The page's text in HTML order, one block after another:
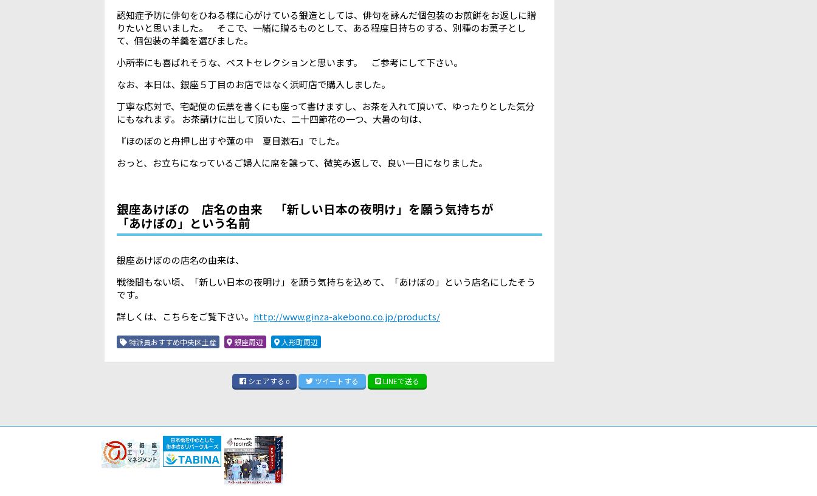
認知症予防に俳句をひねる様に心がけている銀造としては、俳句を詠んだ個包装のお煎餅をお返しに贈
りたいと思いました。 そこで、一緒に贈るものとして、ある程度日持ちのする、別種のお菓子とし
て、個包装の羊羹を選びました。
小所帯にも喜ばれそうな、ベストセレクションと思います。 ご参考にして下さい。
なお、本日は、銀座５丁目のお店ではなく浜町店で購入しました。
丁寧な応対で、宅配便の伝票を書くにも座って書けますし、お茶を入れて頂いて、ゆったりとした気分
にもなれます。 お茶請けに出して頂いた、二十四節花の一つ、大暑の句は、
『ほのぼのと舟押し出すや蓮の中 夏目漱石』でした。
おっと、お立ちになっているご婦人に席を譲って、微笑み返しで、良い一日になりました。
銀座あけぼの 店名の由来 「新しい日本の夜明け」を願う気持ちが
「あけぼの」という名前
銀座あけぼのの店名の由来は、
戦後間もない頃、「新しい日本の夜明け」を願う気持ちを込めて、「あけぼの」という店名にしたそう
です。
詳しくは、こちらをご覧下さい。 http://www.ginza-akebono.co.jp/products/
特派員おすすめ中央区土産 銀座周辺 人形町周辺
シェアする 0 ツイートする LINEで送る